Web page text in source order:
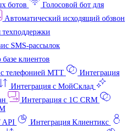
ботов
Голосовой бот для
Автоматический исходящий обзвон
техподдержки
SMS-рассылок
клиентов
телефонией МТТ
Интеграция
Интеграция с МойСклад
Интеграция с 1C CRM
API
Интеграция Клиентикс